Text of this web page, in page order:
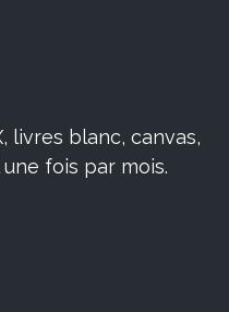
livres blanc, canvas,
fois par mois.